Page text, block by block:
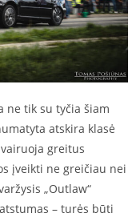
ne tik su tyčia šiam
atskira klasė
greitus
įveikti ne greičiau nei
„Outlaw“
– turės būti